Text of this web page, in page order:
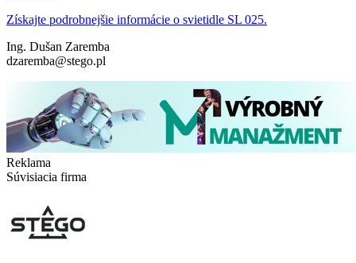
Získajte podrobnejšie informácie o svietidle SL 025.
Ing. Dušan Zaremba
dzaremba@stego.pl
Reklama
Súvisiacia firma